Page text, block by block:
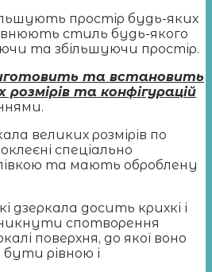
простір будь-яких
стиль будь-якого
та збільшуючи простір.
та встановить
розмірів та конфігурацій
великих розмірів по
спеціально
та мають оброблену
дзеркала досить крихкі і
спотворення
поверхня, до якої воно
рівною і